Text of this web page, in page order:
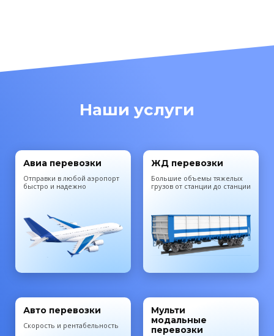
Наши услуги
Авиа перевозки
Отправки в любой аэропорт
быстро и надежно
ЖД перевозки
Большие объемы тяжелых
грузов от станции до станции
Авто перевозки
Скорость и рентабельность
Мульти
модальные
перевозки